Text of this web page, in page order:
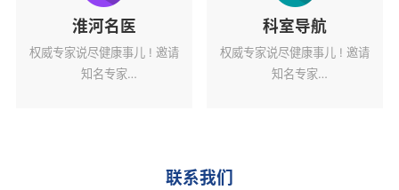
淮河名医
权威专家说尽健康事儿 ! 邀请
知名专家
科室导航
权威专家说尽健康事儿 ! 邀请
知名专家
联系我们